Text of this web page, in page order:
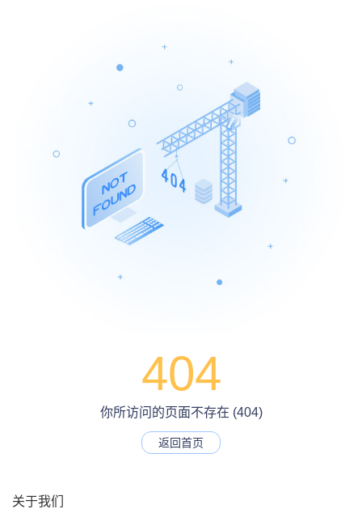
404
你所访问的页面不存在 (404)
返回首页
关于我们